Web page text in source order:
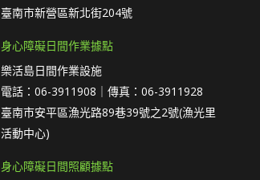
臺南市新營區新北街204號
身心障礙日間作業據點
樂活島日間作業設施
電話：06-3911908｜傳真：06-3911928
臺南市安平區漁光路89巷39號之2號(漁光里
活動中心)
身心障礙日間照顧據點